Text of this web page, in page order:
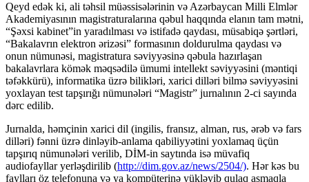
Qeyd edək ki, ali təhsil müəssisələrinin və Azərbaycan Milli Elmlər
Akademiyasının magistraturalarına qəbul haqqında elanın tam mətni,
“Şəxsi kabinet”in yaradılması və istifadə qaydası, müsabiqə şərtləri,
“Bakalavrın elektron ərizəsi” formasının doldurulma qaydası və
onun nümunəsi, magistratura səviyyəsinə qəbula hazırlaşan
bakalavrlara kömək məqsədilə ümumi intellekt səviyyəsini (məntiqi
təfəkkürü), informatika üzrə bilikləri, xarici dilləri bilmə səviyyəsini
yoxlayan test tapşırığı nümunələri “Magistr” jurnalının 2-ci sayında
dərc edilib.
Jurnalda, həmçinin xarici dil (ingilis, fransız, alman, rus, ərəb və fars
dilləri) fənni üzrə dinləyib-anlama qabiliyyətini yoxlamaq üçün
tapşırıq nümunələri verilib, DİM-in saytında isə müvafiq
audiofayllar yerləşdirilib (http://dim.gov.az/news/2504/). Hər kəs bu
faylları öz telefonuna və ya kompüterinə yükləyib qulaq asmaqla